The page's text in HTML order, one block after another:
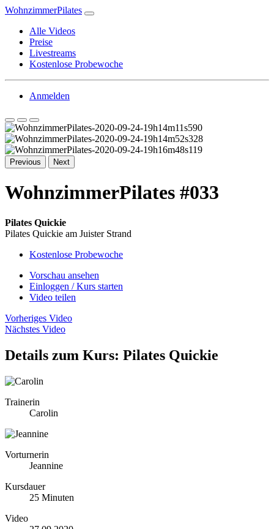
WohnzimmerPilates
Alle Videos
Preise
Livestreams
Kostenlose Probewoche
Anmelden
Previous Next
WohnzimmerPilates #033
Pilates Quickie
Pilates Quickie am Juister Strand
Kostenlose Probewoche
Vorschau ansehen
Einloggen / Kurs starten
Video teilen
Vorheriges Video
Nächstes Video
Details zum Kurs: Pilates Quickie
Trainerin
Carolin
Vorturnerin
Jeannine
Kursdauer
25 Minuten
Video